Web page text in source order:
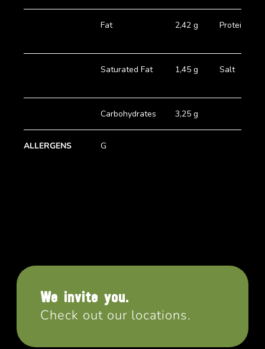
Fat 2,42 g Protein
Saturated Fat 1,45 g Salt
Carbohydrates 3,25 g
ALLERGENS G
We invite you.
Check out our locations.